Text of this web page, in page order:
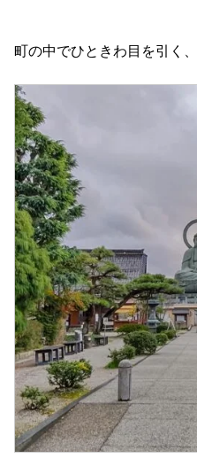
町の中でひときわ目を引く、